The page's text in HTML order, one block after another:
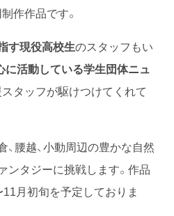
作作品です。
す現役高校生のスタッフもい
に活動している学生団体ニュ
タッフが駆けつけてくれて
、腰越、小動周辺の豊かな自然
ンタジーに挑戦します。作品
月初旬を予定しておりま